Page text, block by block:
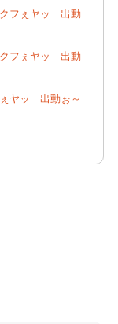
フぇヤッ 出動
フぇヤッ 出動
ヤッ 出動ぉ～